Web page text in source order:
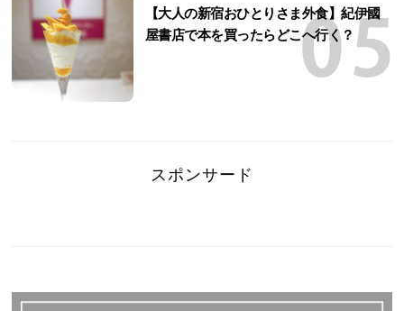
【大人の新宿おひとりさま外食】紀伊國
屋書店で本を買ったらどこへ行く？
スポンサード